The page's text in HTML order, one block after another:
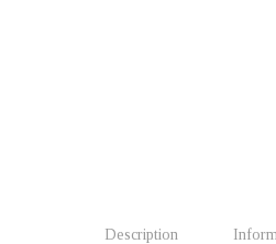
Description